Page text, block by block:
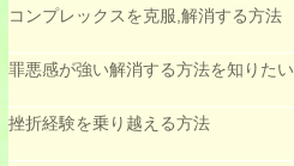
コンプレックスを克服,解消する方法
罪悪感が強い解消する方法を知りたい
挫折経験を乗り越える方法